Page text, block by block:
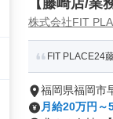
【藤崎店/
株式会社FIT
FIT PLACE24
福岡県福岡市
月給20万円～